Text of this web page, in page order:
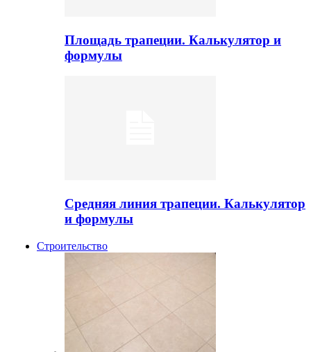
Площадь трапеции. Калькулятор и
формулы
Средняя линия трапеции. Калькулятор
и формулы
Строительство